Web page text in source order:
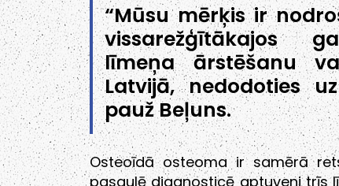
“Mūsu mērķis ir
vissarežģītākajos
līmeņa ārstēšanu
Latvijā, nedodoties
pauž Beļuns.
Osteoīdā osteoma ir samērā
pasaulē diagnosticē aptuveni trīs